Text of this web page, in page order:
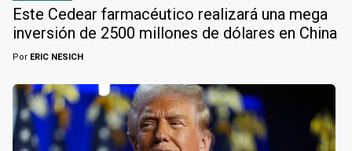
Este Cedear farmacéutico realizará una mega
inversión de 2500 millones de dólares en China
Por ERIC NESICH